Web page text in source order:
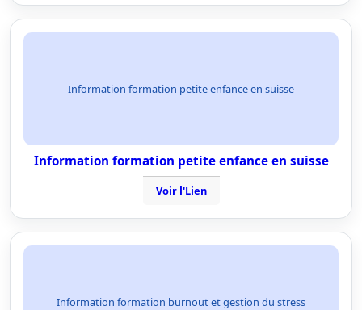
Information formation petite enfance en suisse
Information formation petite enfance en suisse
Voir l'Lien
Information formation burnout et gestion du stress